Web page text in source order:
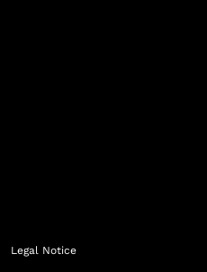
Legal Notice